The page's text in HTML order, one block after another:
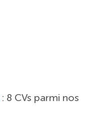
: 8 CVs parmi nos